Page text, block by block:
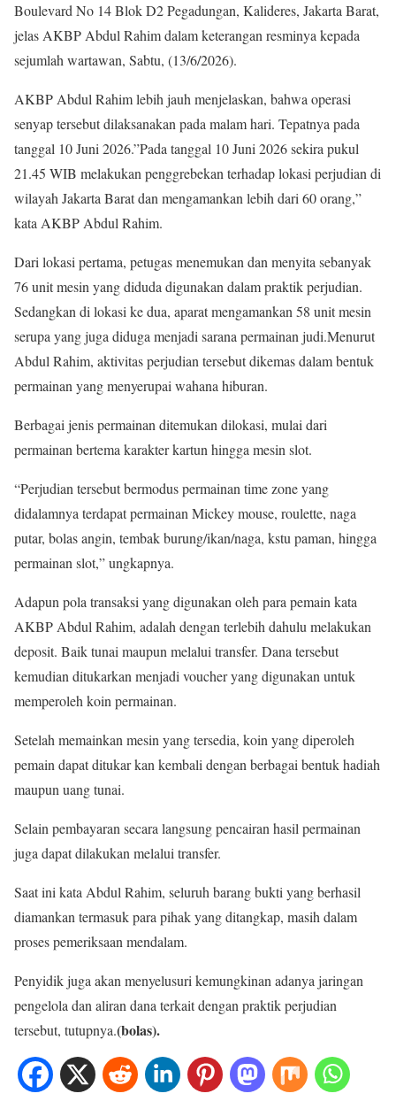
Boulevard No 14 Blok D2 Pegadungan, Kalideres, Jakarta Barat,
jelas AKBP Abdul Rahim dalam keterangan resminya kepada
sejumlah wartawan, Sabtu, (13/6/2026).
AKBP Abdul Rahim lebih jauh menjelaskan, bahwa operasi
senyap tersebut dilaksanakan pada malam hari. Tepatnya pada
tanggal 10 Juni 2026.”Pada tanggal 10 Juni 2026 sekira pukul
21.45 WIB melakukan penggrebekan terhadap lokasi perjudian di
wilayah Jakarta Barat dan mengamankan lebih dari 60 orang,”
kata AKBP Abdul Rahim.
Dari lokasi pertama, petugas menemukan dan menyita sebanyak
76 unit mesin yang diduda digunakan dalam praktik perjudian.
Sedangkan di lokasi ke dua, aparat mengamankan 58 unit mesin
serupa yang juga diduga menjadi sarana permainan judi.Menurut
Abdul Rahim, aktivitas perjudian tersebut dikemas dalam bentuk
permainan yang menyerupai wahana hiburan.
Berbagai jenis permainan ditemukan dilokasi, mulai dari
permainan bertema karakter kartun hingga mesin slot.
“Perjudian tersebut bermodus permainan time zone yang
didalamnya terdapat permainan Mickey mouse, roulette, naga
putar, bolas angin, tembak burung/ikan/naga, kstu paman, hingga
permainan slot,” ungkapnya.
Adapun pola transaksi yang digunakan oleh para pemain kata
AKBP Abdul Rahim, adalah dengan terlebih dahulu melakukan
deposit. Baik tunai maupun melalui transfer. Dana tersebut
kemudian ditukarkan menjadi voucher yang digunakan untuk
memperoleh koin permainan.
Setelah memainkan mesin yang tersedia, koin yang diperoleh
pemain dapat ditukar kan kembali dengan berbagai bentuk hadiah
maupun uang tunai.
Selain pembayaran secara langsung pencairan hasil permainan
juga dapat dilakukan melalui transfer.
Saat ini kata Abdul Rahim, seluruh barang bukti yang berhasil
diamankan termasuk para pihak yang ditangkap, masih dalam
proses pemeriksaan mendalam.
Penyidik juga akan menyelusuri kemungkinan adanya jaringan
pengelola dan aliran dana terkait dengan praktik perjudian
tersebut, tutupnya.(bolas).